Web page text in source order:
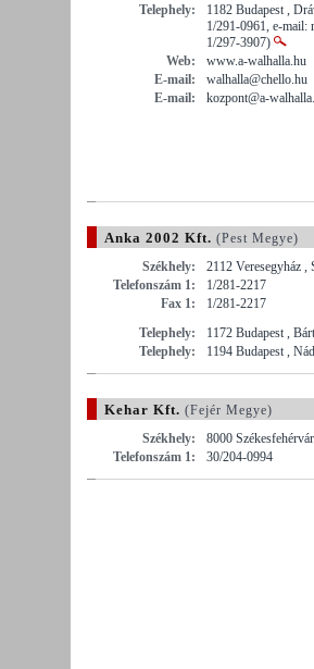
Telephely:
1182 Budapest ,
1/291-0961, e-mail:
1/297-3907)
Web:
www.a-walhalla.hu
E-mail:
walhalla@chello.hu
E-mail:
kozpont@a-
Anka 2002 Kft. (Pest Megye)
Székhely:
2112 Veresegyház ,
Telefonszám 1:
1/281-2217
Fax 1:
1/281-2217
Telephely:
1172 Budapest ,
Telephely:
1194 Budapest ,
Kehar Kft. (Fejér Megye)
Székhely:
8000
Telefonszám 1:
30/204-0994